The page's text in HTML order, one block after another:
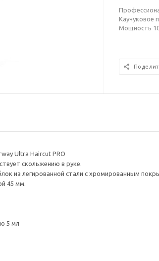
Каучуковое
Мощность
Ultra Haircut PRO
скольжению в руке.
из легированной стали с хромированным
45 мм.
5 мл